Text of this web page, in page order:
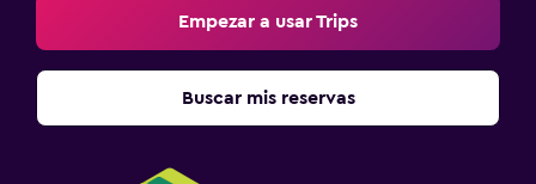
Empezar a usar Trips
Buscar mis reservas